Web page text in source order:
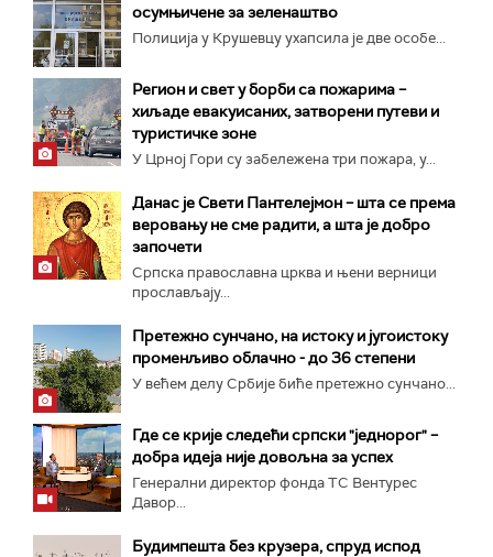
осумњичене за зеленаштво
Полиција у Крушевцу ухапсила је две особе...
Регион и свет у борби са пожарима –
хиљаде евакуисаних, затворени путеви и
туристичке зоне
У Црној Гори су забележена три пожара, у...
Данас је Свети Пантелејмон – шта се према
веровању не сме радити, а шта је добро
започети
Српска православна црква и њени верници
прослављају...
Претежно сунчано, на истоку и југоистоку
променљиво облачно - до 36 степени
У већем делу Србије биће претежно сунчано...
Где се крије следећи српски "једнорог" –
добра идеја није довољна за успех
Генерални директор фонда ТС Вентурес
Давор...
Будимпешта без крузера, спруд испод